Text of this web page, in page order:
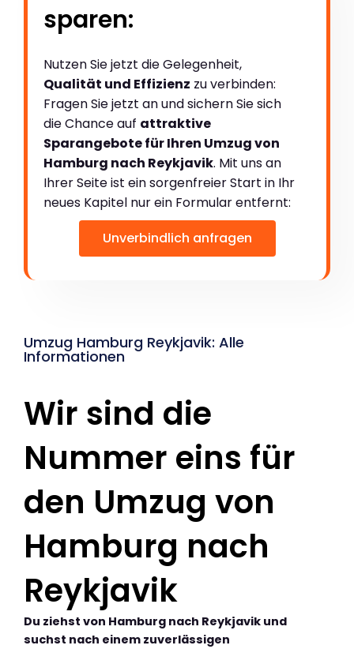
sparen:
Nutzen Sie jetzt die Gelegenheit,
Qualität und Effizienz zu verbinden:
Fragen Sie jetzt an und sichern Sie sich
die Chance auf attraktive
Sparangebote für Ihren Umzug von
Hamburg nach Reykjavik. Mit uns an
Ihrer Seite ist ein sorgenfreier Start in Ihr
neues Kapitel nur ein Formular entfernt:
Unverbindlich anfragen
Umzug Hamburg Reykjavik: Alle
Informationen
Wir sind die
Nummer eins für
den Umzug von
Hamburg nach
Reykjavik
Du ziehst von Hamburg nach Reykjavik und
suchst nach einem zuverlässigen